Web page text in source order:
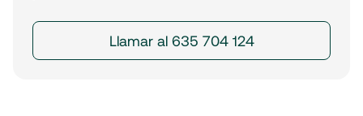
Llamar al 635 704 124